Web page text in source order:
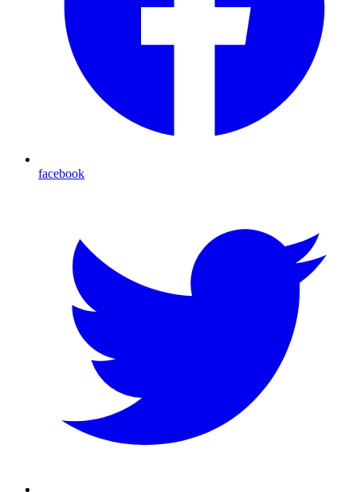
facebook